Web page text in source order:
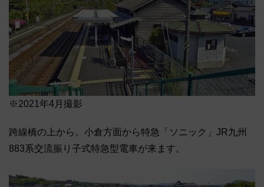
※2021年4月撮影
跨線橋の上から。小倉方面から特急「ソニック」JR九州
883系交流振り子式特急型電車が来ます。